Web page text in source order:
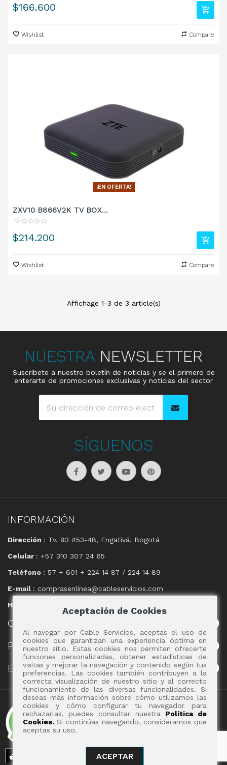
Precio
$166.600
Wishlist Compare
¡EN OFERTA!
ZXV10 B866V2K TV BOX...
Precio
$214.200
Wishlist Compare
Affichage 1-3 de 3 article(s)
NUESTRA NEWSLETTER
Suscribete a nuestro boletín de noticias y se el primero de
enterarte de promociones exclusivas y noticias del sector
SÍGUENOS
INFORMACIÓN
Dirección : Tv. 93 #53-48, Engativá, Bogotá
Celular : +57 310 307 24 65
Teléfono : 57 + 601 + 224 14 87 / 224 14 89
E-mail : comprasenlinea@cableservicios.com
Horario
CABLE
POLÍTICAS
EVENTOS
Aceptación de Cookies
Al navegar por Cable Servicios, aceptas el uso de
cookies que garantizan una experiencia óptima en
nuestro sitio. Estas cookies nos permiten ofrecerte
funciones personalizadas, obtener estadísticas de
visitas y mejorar la navegación y contenido según tus
preferencias. Las cookies también contribuyen a la
correcta visualización de nuestro sitio y al correcto
funcionamiento de las diversas funcionalidades. Si
deseas más información sobre cómo utilizamos las
cookies y cómo configurar tu navegador para
rechazarlas, puedes consultar nuestra Política de
Cookies.Si continúas navegando, consideramos que
aceptas su uso.
ACEPTAR
Copyright 2017 - Cable Servicios S.A.